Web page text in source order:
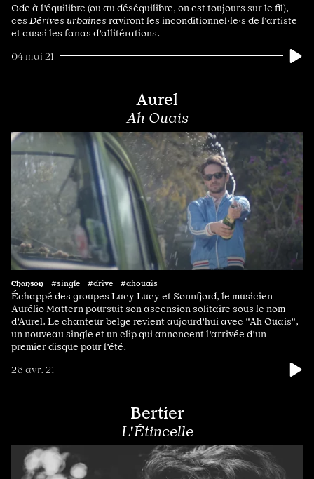
Ode à l'équilibre (ou au déséquilibre, on est toujours sur le fil),
ces Dérives urbainesraviront les inconditionnel·le·s de l'artiste
et aussi les fanas d'allitérations.
04 mai 21
Aurel
Ah Ouais
Chanson #single #drive #ahouais
Échappé des groupes Lucy Lucy et Sonnfjord, le musicien
Aurélio Mattern poursuit son ascension solitaire sous le nom
d'Aurel. Le chanteur belge revient aujourd'hui avec "Ah Ouais",
un nouveau single et un clip qui annoncent l'arrivée d'un
premier disque pour l'été.
26 avr. 21
Bertier
L'Étincelle